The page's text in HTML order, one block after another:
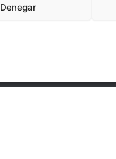
Denegarapoyo del Programa